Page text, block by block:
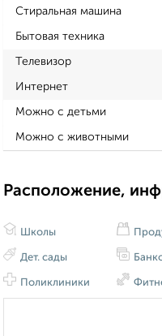
Стиральная машина
Бытовая техника
Телевизор
Интернет
Можно с детьми
Можно с животными
Расположение,
Школы
Дет. сады
Поликлиники